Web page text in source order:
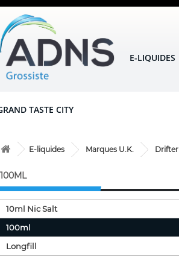
E-LIQUIDES
TASTE CITY
E-liquides Marques U.K. Drifter
100ML
10ml Nic Salt
100ml
Longfill